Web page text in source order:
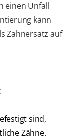
einen Unfall
kann
Zahnersatz auf
sind,
Zähne.